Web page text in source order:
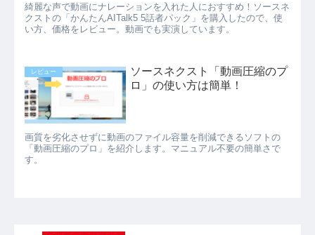
綺麗な声で動画にナレーションを入れた人におすすめ！ソースネ
クストの「かんたんAITalk5 5話者パック」を購入したので、使
い方、価格をレビュー。動画でも実演しています。
レビュー
ソースネクスト「動画圧縮のプ
ロ」の使い方は簡単！
画質を劣化させずに動画のファイル容量を削減できるソフトの
「動画圧縮のプロ」を紹介します。マニュアル不要の簡単さで
す。